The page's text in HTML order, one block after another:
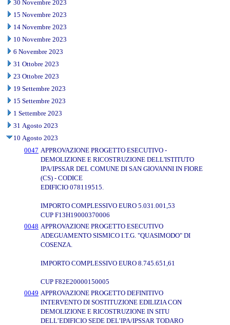
30 Novembre 2023
15 Novembre 2023
14 Novembre 2023
10 Novembre 2023
6 Novembre 2023
31 Ottobre 2023
23 Ottobre 2023
19 Settembre 2023
15 Settembre 2023
1 Settembre 2023
31 Agosto 2023
10 Agosto 2023
0047 APPROVAZIONE PROGETTO ESECUTIVO -
DEMOLIZIONE E RICOSTRUZIONE DELL'ISTITUTO
IPA/IPSSAR DEL COMUNE DI SAN GIOVANNI IN FIORE
(CS) - CODICE
EDIFICIO 078119515.
IMPORTO COMPLESSIVO EURO 5.031.001,53
CUP F13H19000370006
0048 APPROVAZIONE PROGETTO ESECUTIVO
ADEGUAMENTO SISMICO I.T.G. "QUASIMODO" DI
COSENZA.
IMPORTO COMPLESSIVO EURO 8.745.651,61
CUP F82E20000150005
0049 APPROVAZIONE PROGETTO DEFINITIVO
INTERVENTO DI SOSTITUZIONE EDILIZIA CON
DEMOLIZIONE E RICOSTRUZIONE IN SITU
DELL’EDIFICIO SEDE DEL’IPA/IPSSAR TODARO